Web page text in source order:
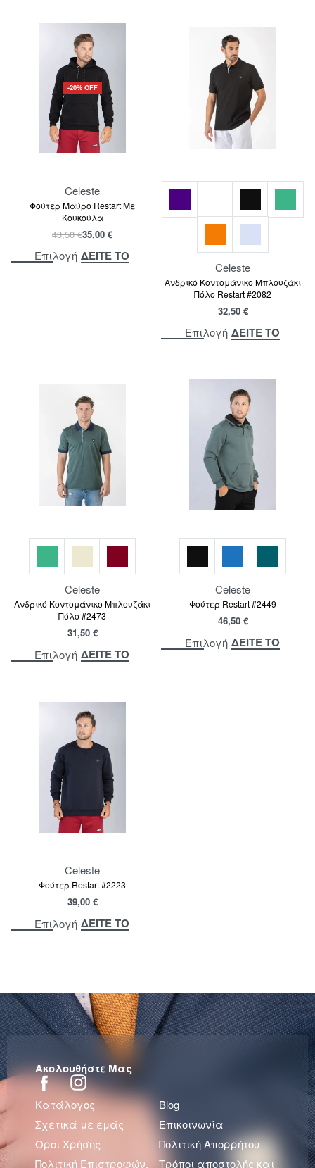
-20% OFF
Celeste
Φούτερ Μαύρο Restart Με
Κουκούλα
43,50€35,00 €
Επιλογή ΔΕΙΤΕ ΤΟ
Celeste
Ανδρικό Κοντομάνικο Μπλουζάκι
Πόλο Restart #2082
32,50 €
Επιλογή ΔΕΙΤΕ ΤΟ
Celeste
Ανδρικό Κοντομάνικο Μπλουζάκι
Πόλο #2473
31,50 €
Επιλογή ΔΕΙΤΕ ΤΟ
Celeste
Φούτερ Restart #2449
46,50 €
Επιλογή ΔΕΙΤΕ ΤΟ
Celeste
Φούτερ Restart #2223
39,00 €
Επιλογή ΔΕΙΤΕ ΤΟ
Ακολουθήστε Μας
Κατάλογος
Blog
Σχετικά με εμάς
Επικοινωνία
Όροι Χρήσης
Πολιτική Απορρήτου
Πολιτική Επιστροφών.
Τρόποι αποστολής και